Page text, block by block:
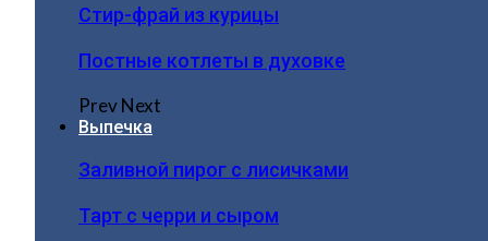
Стир-фрай из курицы
Постные котлеты в духовке
PrevNext
Выпечка
Заливной пирог с лисичками
Тарт с черри и сыром